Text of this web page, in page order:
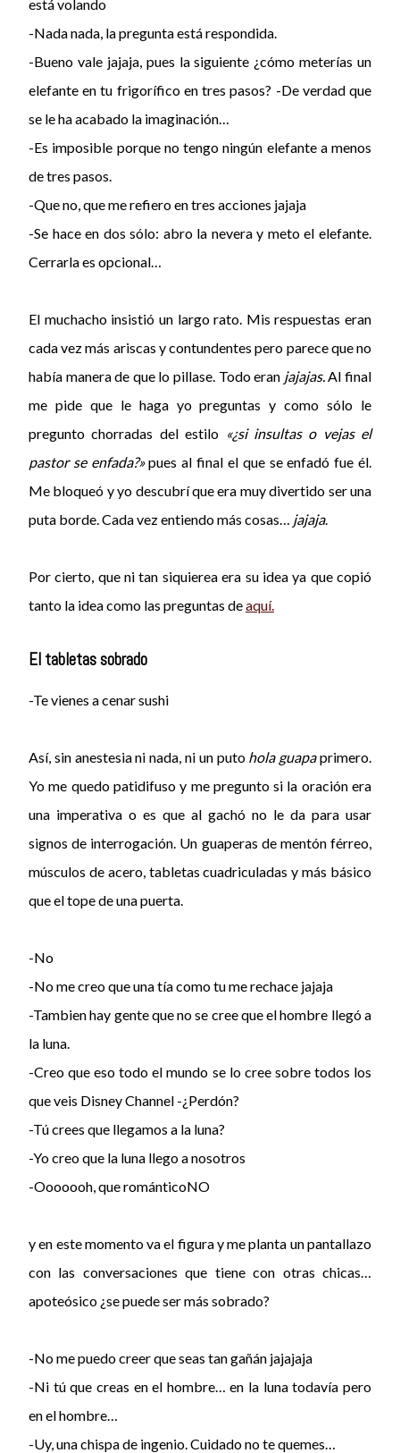
está volando
-Nada nada, la pregunta está respondida.
-Bueno vale jajaja, pues la siguiente ¿cómo meterías un
elefante en tu frigorífico en tres pasos? -De verdad que
se le ha acabado la imaginación…
-Es imposible porque no tengo ningún elefante a menos
de tres pasos.
-Que no, que me refiero en tres acciones jajaja
-Se hace en dos sólo: abro la nevera y meto el elefante.
Cerrarla es opcional…
El muchacho insistió un largo rato. Mis respuestas eran
cada vez más ariscas y contundentes pero parece que no
había manera de que lo pillase. Todo eran jajajas. Al final
me pide que le haga yo preguntas y como sólo le
pregunto chorradas del estilo «¿si insultas o vejas el
pastor se enfada?»pues al final el que se enfadó fue él.
Me bloqueó y yo descubrí que era muy divertido ser una
puta borde. Cada vez entiendo más cosas…
jajaja.
Por cierto, que ni tan siquierea era su idea ya que copió
tanto la idea como las preguntas deaquí.
El tabletas sobrado
-Te vienes a cenar sushi
Así, sin anestesia ni nada, ni un puto hola guapaprimero.
Yo me quedo patidifuso y me pregunto si la oración era
una imperativa o es que al gachó no le da para usar
signos de interrogación. Un guaperas de mentón férreo,
músculos de acero, tabletas cuadriculadas y más básico
que el tope de una puerta.
-No
-No me creo que una tía como tu me rechace jajaja
-Tambien hay gente que no se cree que el hombre llegó a
la luna.
-Creo que eso todo el mundo se lo cree sobre todos los
que veis Disney Channel -¿Perdón?
-Tú crees que llegamos a la luna?
-Yo creo que la luna llego a nosotros
-Ooooooh, que románticoNO
y en este momento va el figura y me planta un pantallazo
con las conversaciones que tiene con otras chicas…
apoteósico ¿se puede ser más sobrado?
-No me puedo creer que seas tan gañán jajajaja
-Ni tú que creas en el hombre… en la luna todavía pero
en el hombre…
-Uy, una chispa de ingenio. Cuidado no te quemes…